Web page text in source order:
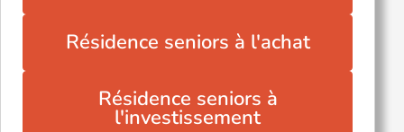
Résidence seniors à l'achat
Résidence seniors à
l'investissement